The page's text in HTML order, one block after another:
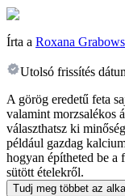
Írta a Roxana
Utolsó frissítés
A görög eredetű feta
valamint morzsalékos
választhatsz ki
például gazdag
hogyan építheted be a
sütött ételekről.
Tudj meg többet az